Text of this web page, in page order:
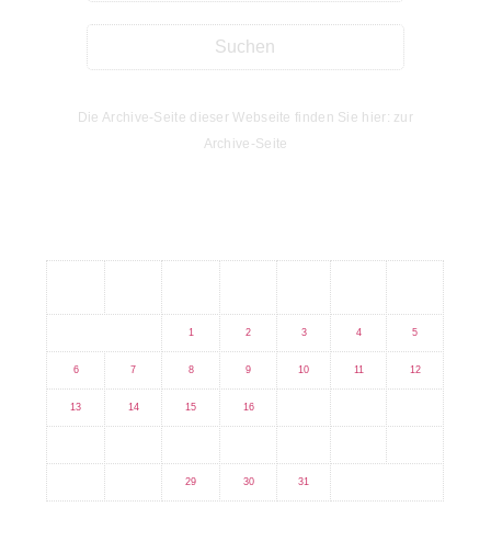
Die Archive-Seite dieser Webseite finden Sie hier: zur
Archive-Seite
1 2 3 4 5
6 7 8 9 10 11 12
13 14 15 16
29 30 31